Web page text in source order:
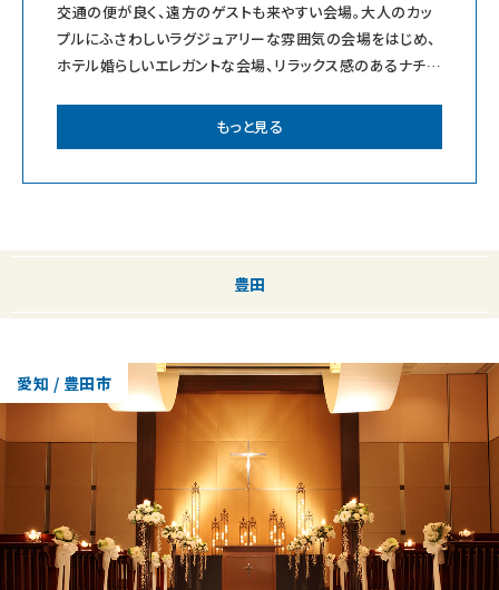
交通の便が良く、遠方のゲストも来やすい会場。大人のカッ
プルにふさわしいラグジュアリーな雰囲気の会場をはじめ、
ホテル婚らしいエレガントな会場、リラックス感のあるナチュ
もっと見る
豊田
愛知 / 豊田市